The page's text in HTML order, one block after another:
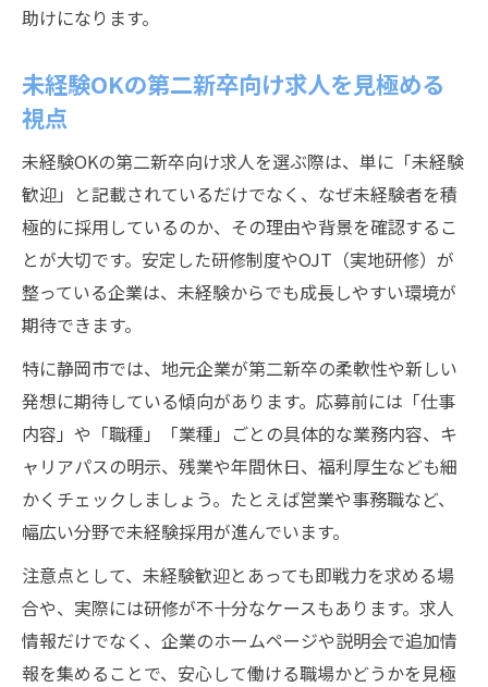
助けになります。
未経験OKの第二新卒向け求人を見極める
視点
未経験OKの第二新卒向け求人を選ぶ際は、単に「未経験
歓迎」と記載されているだけでなく、なぜ未経験者を積
極的に採用しているのか、その理由や背景を確認するこ
とが大切です。安定した研修制度やOJT（実地研修）が
整っている企業は、未経験からでも成長しやすい環境が
期待できます。
特に静岡市では、地元企業が第二新卒の柔軟性や新しい
発想に期待している傾向があります。応募前には「仕事
内容」や「職種」「業種」ごとの具体的な業務内容、キ
ャリアパスの明示、残業や年間休日、福利厚生なども細
かくチェックしましょう。たとえば営業や事務職など、
幅広い分野で未経験採用が進んでいます。
注意点として、未経験歓迎とあっても即戦力を求める場
合や、実際には研修が不十分なケースもあります。求人
情報だけでなく、企業のホームページや説明会で追加情
報を集めることで、安心して働ける職場かどうかを見極